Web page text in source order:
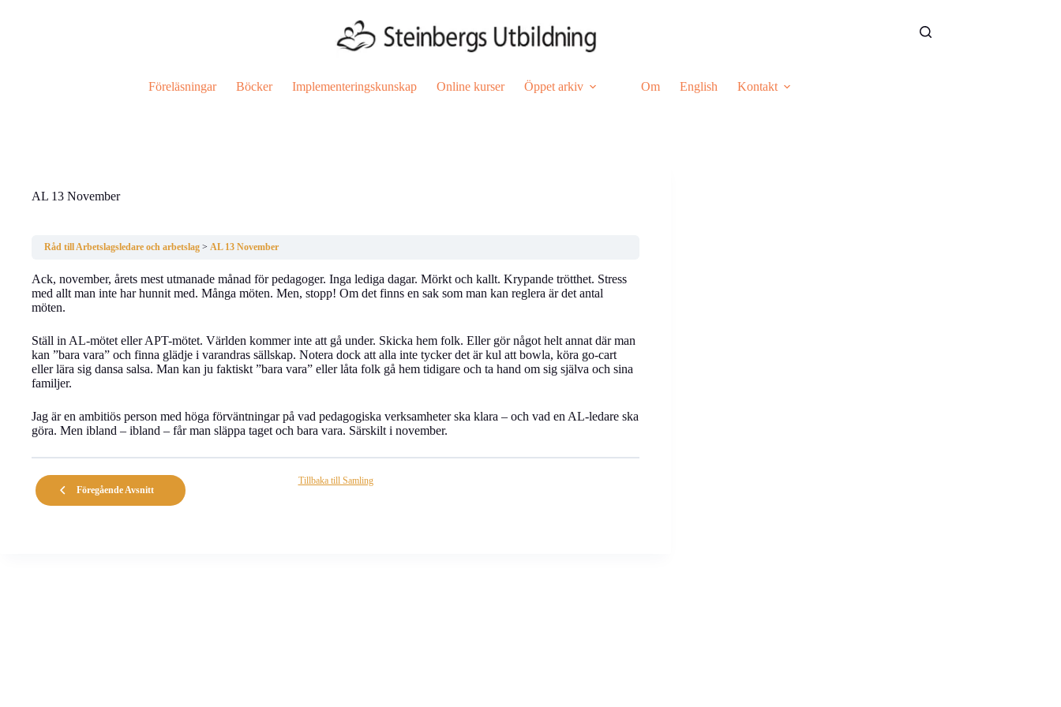
Föreläsningar Böcker Implementeringskunskap Online kurser Öppet arkiv Om English Kontakt
AL 13 November
Råd till Arbetslagsledare och arbetslag AL 13 November
Ack, november, årets mest utmanade månad för pedagoger. Inga lediga dagar. Mörkt och kallt. Krypande trötthet. Stress
med allt man inte har hunnit med. Många möten. Men, stopp! Om det finns en sak som man kan reglera är det antal
möten.
Ställ in AL-mötet eller APT-mötet. Världen kommer inte att gå under. Skicka hem folk. Eller gör något helt annat där man
kan ”bara vara” och finna glädje i varandras sällskap. Notera dock att alla inte tycker det är kul att bowla, köra go-cart
eller lära sig dansa salsa. Man kan ju faktiskt ”bara vara” eller låta folk gå hem tidigare och ta hand om sig själva och sina
familjer.
Jag är en ambitiös person med höga förväntningar på vad pedagogiska verksamheter ska klara – och vad en AL-ledare ska
göra. Men ibland – ibland – får man släppa taget och bara vara. Särskilt i november.
Föregående Avsnitt
Tillbaka till Samling